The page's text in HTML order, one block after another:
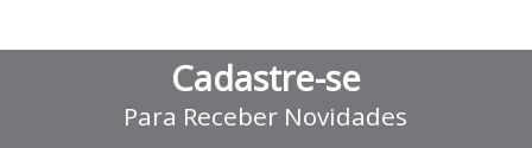
Cadastre-se
Para Receber Novidades